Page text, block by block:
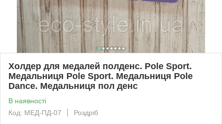
Холдер для медалей полденс. Pole Sport.
Медальниця Pole Sport. Медальниця Pole
Dance. Медальниця пол денс
В наявності
Код: МЕД-ПД-07
Роздріб